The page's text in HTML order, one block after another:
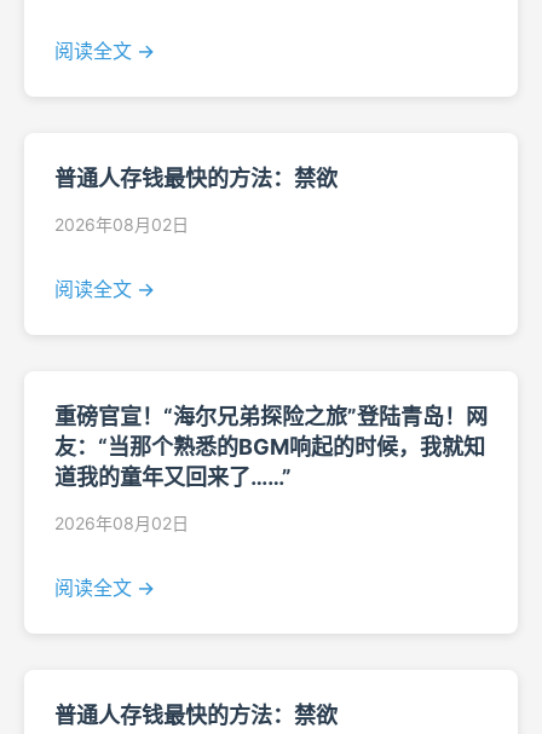
阅读全文 →
普通人存钱最快的方法：禁欲
2026年08月02日
阅读全文 →
重磅官宣！“海尔兄弟探险之旅”登陆青岛！网
友：“当那个熟悉的BGM响起的时候，我就知
道我的童年又回来了……”
2026年08月02日
阅读全文 →
普通人存钱最快的方法：禁欲